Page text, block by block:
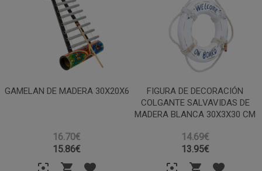
GAMELAN DE MADERA 30X20X6
16.70€
15.86€
FIGURA DE DECORACIÓN
COLGANTE SALVAVIDAS DE
MADERA BLANCA 30X3X30 CM
14.69€
13.95€